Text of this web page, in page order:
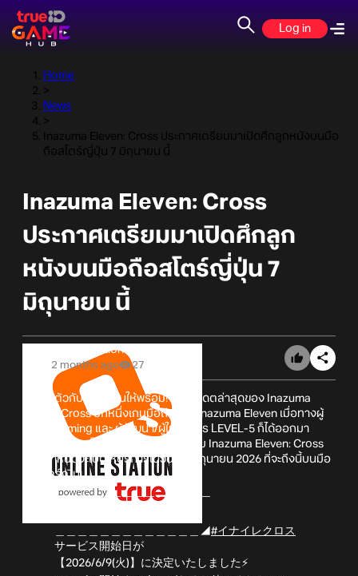
Log in
Home
>
News
>
Inazuma Eleven: Cross ประกาศเตรียมมาเปิดศึกลูกหนังบนมือ
ถือสโตร์ญี่ปุ่น 7 มิถุนายน นี้
Inazuma Eleven: Cross
ประกาศเตรียมมาเปิดศึกลูก
หนังบนมือถือสโตร์ญี่ปุ่น 7
มิถุนายน นี้
Online Station
2 months ago
27
เตรียมตัวกับมือถือกันให้พร้อม! กับอัปเดตล่าสุดของ Inazuma
Eleven: Cross อีกหนึ่งเกมมือถือของ Inazuma Eleven เมื่อทางผู้
พัฒนา Aiming และ ผู้พัฒนา/ผู้ให้บริการ LEVEL-5 ก็ได้ออกมา
ประกาศอย่างเป็นทางการแล้วว่าตัวเกม Inazuma Eleven: Cross
นั้นมีกำหนดจะเปิดให้บริการในวันที่ 9 มิถุนายน 2026 ที่จะถึงนี้บนมือ
ถือสโตร์ญี่ปุ่น
◤￣￣￣￣￣￣￣￣￣￣￣￣￣
＿＿＿＿＿＿＿＿＿＿＿＿＿◢#イナイレクロス
サービス開始日が
【2026/6/9(火)】に決定いたしました⚡️